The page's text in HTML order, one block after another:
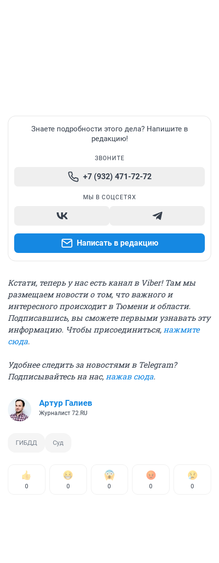
Знаете подробности этого дела? Напишите в
редакцию!
ЗВОНИТЕ
+7 (932) 471-72-72
МЫ В СОЦСЕТЯХ
Написать в редакцию
Кстати, теперь у нас есть канал в Viber! Там мы
размещаем новости о том, что важного и
интересного происходит в Тюмени и области.
Подписавшись, вы сможете первыми узнавать эту
информацию. Чтобы присоединиться,нажмите
сюда.
Удобнее следить за новостями в Telegram?
Подписывайтесь на нас,нажав сюда.
Артур Галиев
Журналист 72.RU
ГИБДД Суд
0 0 0 0 0